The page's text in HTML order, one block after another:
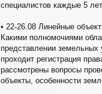
специалистов каждые 5
• 22-26.08 Линейные
Какими полномочиями
представлении земельных
проходит регистрация
рассмотрены вопросы
объекты, особенности